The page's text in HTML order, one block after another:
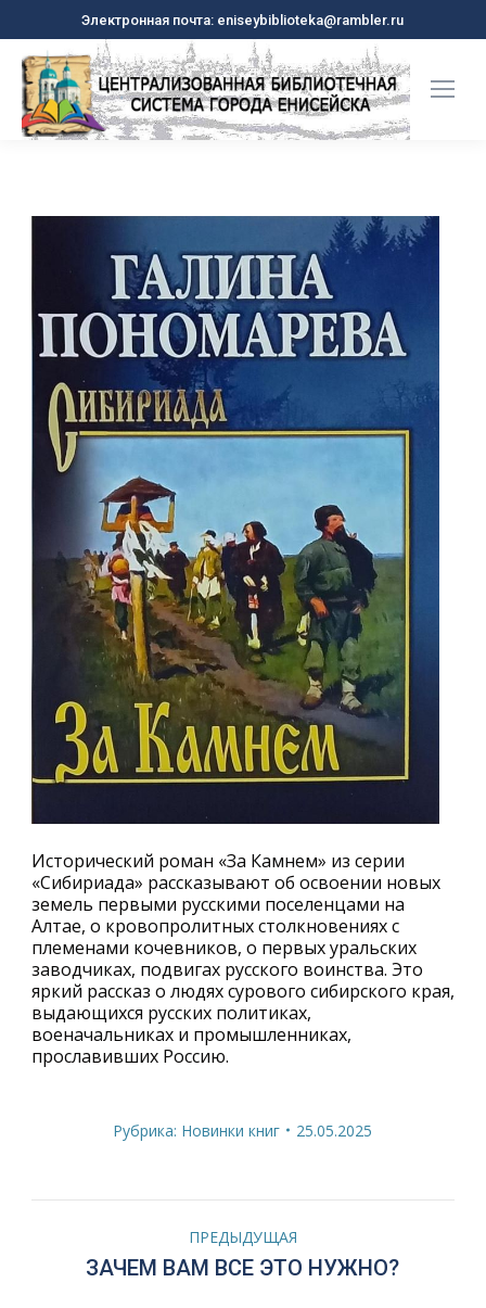
Электронная почта: eniseybiblioteka@rambler.ru
Исторический роман «За Камнем» из серии
«Сибириада» рассказывают об освоении новых
земель первыми русскими поселенцами на
Алтае, о кровопролитных столкновениях с
племенами кочевников, о первых уральских
заводчиках, подвигах русского воинства. Это
яркий рассказ о людях сурового сибирского края,
выдающихся русских политиках,
военачальниках и промышленниках,
прославивших Россию.
Рубрика: Новинки книг 25.05.2025
НавигацияПРЕДЫДУЩАЯ
Предыдущая
ЗАЧЕМ ВАМ ВСЕ ЭТО НУЖНО?